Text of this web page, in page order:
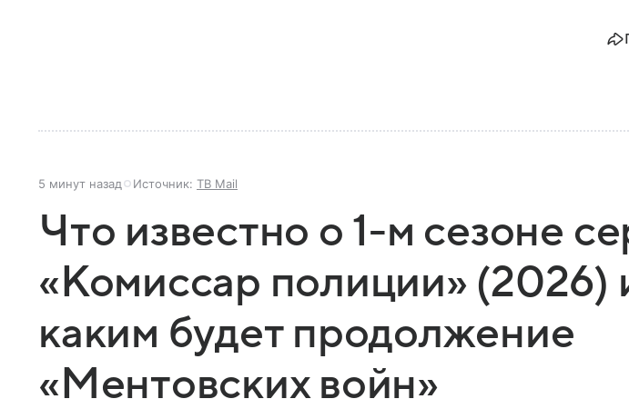
5 минут назад Источник: ТВ Mail
Что известно о 1-м сезоне
«Комиссар полиции» (2026)
каким будет продолжение
«Ментовских войн»